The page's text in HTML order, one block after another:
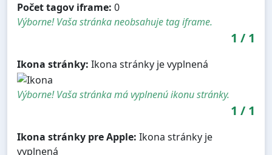
Počet tagov iframe: 0
Výborne! Vaša stránka neobsahuje tag iframe.
1 / 1
Ikona stránky: Ikona stránky je vyplnená
Výborne! Vaša stránka má vyplnenú ikonu stránky.
1 / 1
Ikona stránky pre Apple: Ikona stránky je
vyplnená